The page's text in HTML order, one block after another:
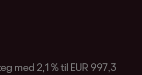
med 2,1 % til EUR 997,3